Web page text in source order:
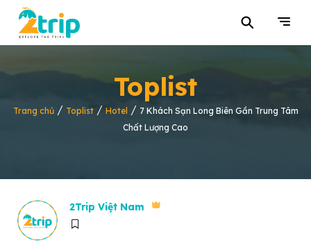
⚲
Toplist
Trang chủ/ Toplist/ Hotel / 7 Khách Sạn Long Biên Gần Trung Tâm
Chất Lượng Cao
2Trip Việt Nam